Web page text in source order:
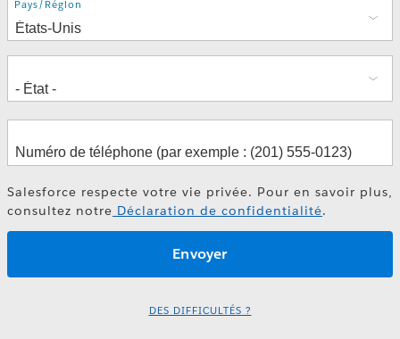
Adresse
Pays/Région
Salesforce respecte votre vie privée. Pour en savoir plus,
consultez notre Déclaration de confidentialité.
DES DIFFICULTÉS ?